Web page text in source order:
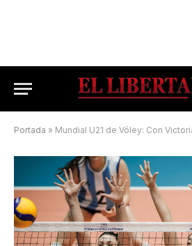
Portada » Mundial U21 de Vóley: Con Victoria Caballero,